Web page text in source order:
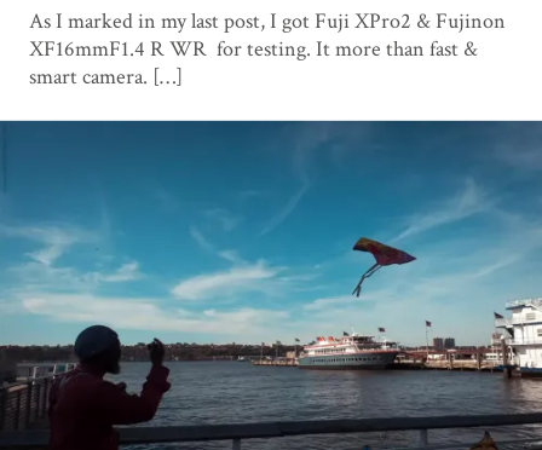
As I marked in my last post, I got Fuji XPro2 & Fujinon
XF16mmF1.4 R WR for testing. It more than fast &
smart camera. […]